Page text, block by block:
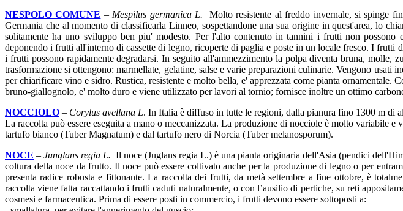
NESPOLO COMUNE – Mespilus germanica L. Molto resistente al freddo invernale, si spinge
Germania che al momento di classificarla Linneo, sospettandone una sua origine in quest'area, lo
solitamente ha uno sviluppo ben piu' modesto. Per l'alto contenuto in tannini i frutti non possono
deponendo i frutti all'interno di cassette di legno, ricoperte di paglia e poste in un locale fresco. I frutti
i frutti possono rapidamente degradarsi. In seguito all'ammezzimento la polpa diventa bruna, molle,
trasformazione si ottengono: marmellate, gelatine, salse e varie preparazioni culinarie. Vengono
per chiarificare vino e sidro. Rustica, resistente e molto bella, e' apprezzata come pianta
bruno-giallognolo, e' molto duro e viene utilizzato per lavori al tornio; fornisce inoltre un ottimo
NOCCIOLO – Corylus avellana L. In Italia è diffuso in tutte le regioni, dalla pianura fino 1300 m
La raccolta può essere eseguita a mano o meccanizzata. La produzione di nocciole è molto variabile
tartufo bianco (Tuber Magnatum) e dal tartufo nero di Norcia (Tuber melanosporum).
NOCE – Junglans regia L. Il noce (Juglans regia L.) è una pianta originaria dell'Asia (pendici
coltura della noce da frutto. Il noce può essere coltivato anche per la produzione di legno o per
presenta radice robusta e fittonante. La raccolta dei frutti, da metà settembre a fine ottobre, è
raccolta viene fatta raccattando i frutti caduti naturalmente, o con l’ausilio di pertiche, su reti
cosmesi e farmaceutica. Prima di essere posti in commercio, i frutti devono essere sottoposti a: